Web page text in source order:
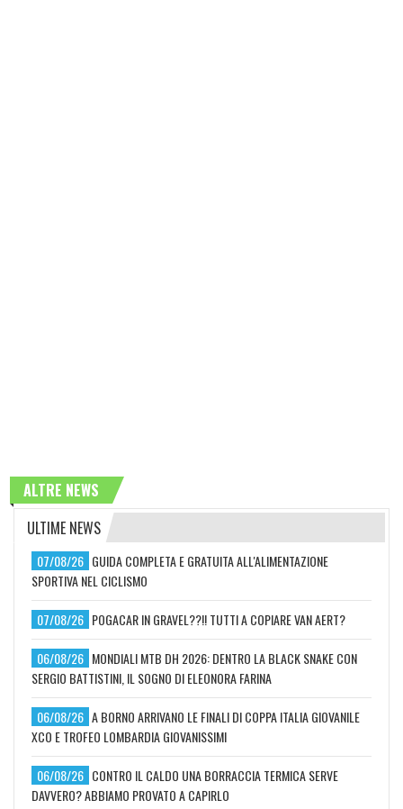
ALTRE NEWS
ULTIME NEWS
07/08/26 GUIDA COMPLETA E GRATUITA ALL'ALIMENTAZIONE
SPORTIVA NEL CICLISMO
07/08/26 POGACAR IN GRAVEL??!! TUTTI A COPIARE VAN AERT?
06/08/26 MONDIALI MTB DH 2026: DENTRO LA BLACK SNAKE CON
SERGIO BATTISTINI, IL SOGNO DI ELEONORA FARINA
06/08/26 A BORNO ARRIVANO LE FINALI DI COPPA ITALIA GIOVANILE
XCO E TROFEO LOMBARDIA GIOVANISSIMI
06/08/26 CONTRO IL CALDO UNA BORRACCIA TERMICA SERVE
DAVVERO? ABBIAMO PROVATO A CAPIRLO